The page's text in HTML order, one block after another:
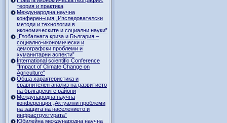
теория и практика
Международна научна
конферен¬ция „Изследователски
методи и технологии в
икономическите и социални науки”
„Глобалната криза и България –
социално-икономически и
демографски проблеми и
хуманитарни аспекти”
International scientific Conference
"Impact of Climate Change on
Agriculture"
Обща характеристика и
сравнителен анализ на развитието
на българските райони
Международна научна
конференция „Актуални проблеми
на защита на населението и
инфраструктурата”
Юбилейна международна научна